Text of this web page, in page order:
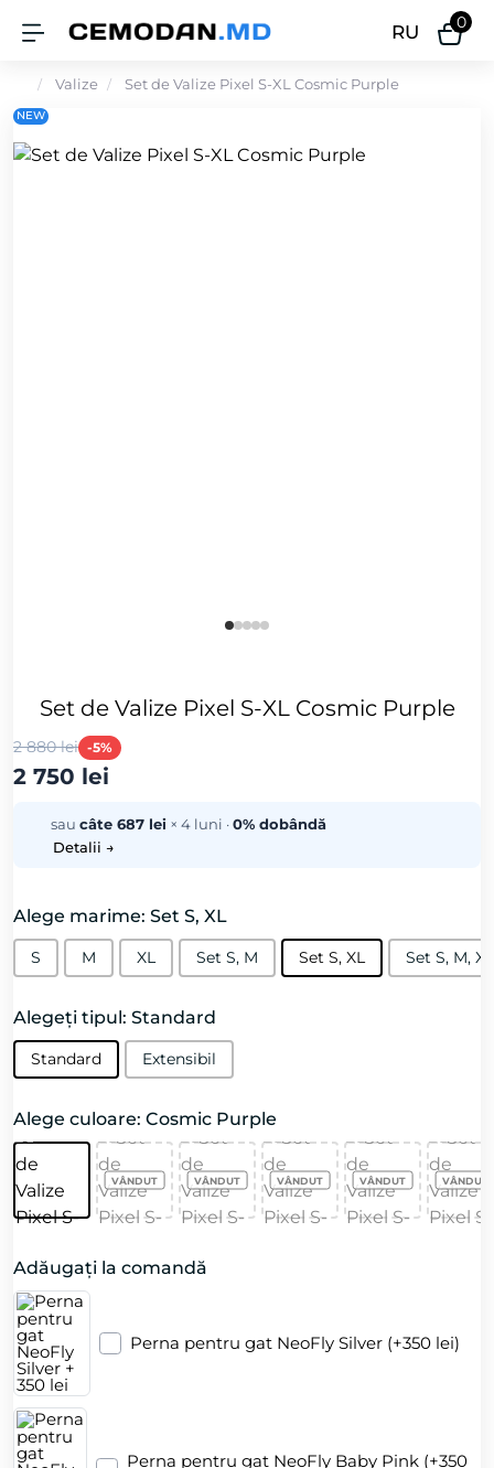
RU 0
Valize Set de Valize Pixel S-XL Cosmic Purple
NEW
Set de Valize Pixel S-XL Cosmic Purple
2 880 lei -5%
2 750 lei
sau câte 687 lei × 4 luni ·0% dobândă
Detalii →
Alege marime: Set S, XL
S M XL Set S, M Set S, XL Set S, M, XL
Alegeți tipul: Standard
Standard Extensibil
Alege culoare: Cosmic Purple
Adăugați la comandă
Perna pentru gat NeoFly Silver (+350 lei)
Perna pentru gat NeoFly Baby Pink (+350